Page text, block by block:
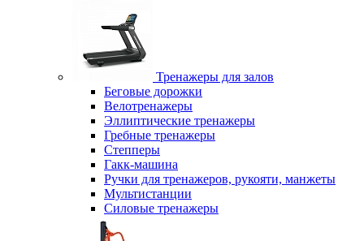
Тренажеры для залов
Беговые дорожки
Велотренажеры
Эллиптические тренажеры
Гребные тренажеры
Степперы
Гакк-машина
Ручки для тренажеров, рукояти, манжеты
Мультистанции
Силовые тренажеры